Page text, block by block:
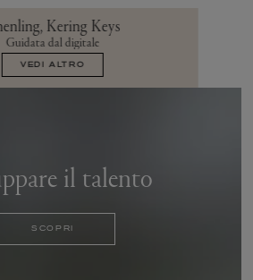
Kering Keys
Guidata dal digitale
VEDI ALTRO
il talento
SCOPRI